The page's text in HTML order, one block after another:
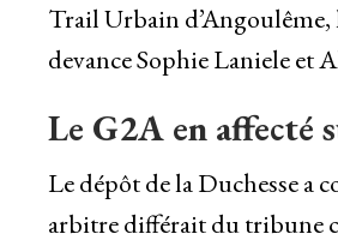
Trail Urbain d’Angoulême,
devance Sophie Laniele et
Le G2A en affecté
Le dépôt de la Duchesse a
arbitre différait du tribune